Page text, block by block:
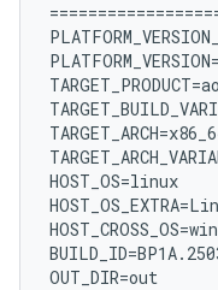
HOST_OS=linux
OUT_DIR=out